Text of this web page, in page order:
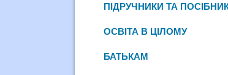
ПІДРУЧНИКИ ТА
ОСВІТА В ЦІЛОМУ
БАТЬКАМ